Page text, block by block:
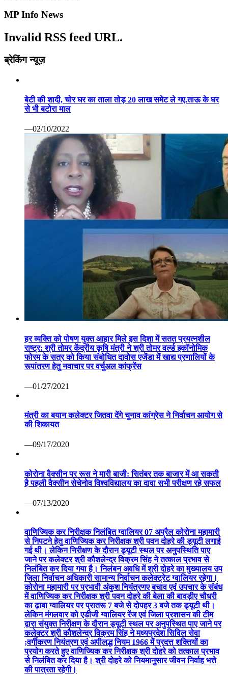
MP Info News
Invalid RSS feed URL.
ब्रेकिंग न्यूज़
बेटी की शादी, चोर घर का ताला तोड़ 20 लाख समेट ले गए.ताऊ के घर
से भी बटोरा माल
—02/10/2022
हर व्यक्ति को पोषण युक्त आहार मिले इस दिशा में सतत प्रयत्नशील
राष्ट्र: श्री तोमर केंद्रीय कृषि मंत्री ने श्री तोमर वर्ल्ड इकॉनोमिक
फोरम के सत्र को किया संबोधित दावोस एजेंडा में खाद्य प्रणालियों के
रूपांतरण हेतु नवाचार पर वर्चुअल कांफ्रेंस
—01/27/2021
मंत्री का बयान कलेक्टर जितवा देंगे चुनाव कांग्रेस ने निर्वाचन आयोग से
की शिकायत
—09/17/2020
कोरोना वैक्सीन पर रूस ने मारी बाजी: सितंबर तक बाजार में आ सकती
है पहली वैक्सीन सेचेनोव विश्वविद्यालय का दावा सभी परीक्षण रहे सफल
—07/13/2020
वाणिज्यिक कर निरीक्षक निलंबित ग्वालियर 07 अप्रैल कोरोना महामारी
से निपटने हेतु वाणिज्यिक कर निरीक्षक श्री पवन दोहरे की ड्यूटी लगाई
गई थी। लेकिन निरीक्षण के दौरान ड्यूटी स्थल पर अनुपस्थिति पाए
जाने पर कलेक्टर श्री कौशलेन्द्र विक्रम सिंह ने तत्काल प्रभाव से
निलंबित कर दिया गया है। निलंबन अवधि में श्री दोहरे का मुख्यालय उप
जिला निर्वाचन अधिकारी सामान्य निर्वाचन कलेक्ट्रेट ग्वालियर रहेगा।
कोरोना महामारी पर प्रभावी अंकुश नियंत्रणए बचाव एवं उपचार के संबंध
में वाणिज्यिक कर निरीक्षक श्री पवन दोहरे की बेला की बावड़ीए चौधरी
का ढ़ाबा ग्वालियर पर प्रातरू 7 बजे से दोपहर 3 बजे तक ड्यूटी थी।
लेकिन मंगलवार को एडीजी ग्वालियर रेंज एवं जिला प्रशासन की टीम
द्वारा संयुक्त निरीक्षण के दौरान ड्यूटी स्थल पर अनुपस्थित पाए जाने पर
कलेक्टर श्री कौशलेन्द्र विक्रम सिंह ने मध्यप्रदेश सिविल सेवा
;वर्गीकरण नियंत्रण एवं अपीलद्ध नियम 1966 में प्रदत्त शक्तियों का
प्रयोग करते हुए वाणिज्यिक कर निरीक्षक श्री दोहरे को तत्काल प्रभाव
से निलंबित कर दिया है। श्री दोहरे को नियमानुसार जीवन निर्वाह भत्ते
की पात्रता रहेगी।